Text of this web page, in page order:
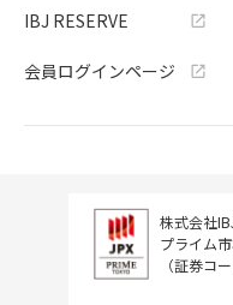
IBJ RESERVE
会員ログインページ
株式会社
プライム
（証券コ